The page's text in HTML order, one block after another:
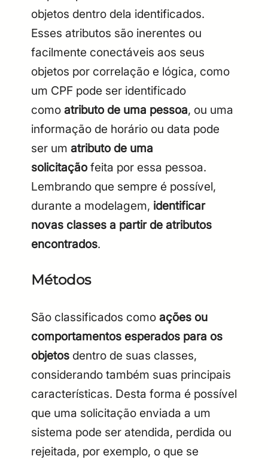
objetos dentro dela identificados.
Esses atributos são inerentes ou
facilmente conectáveis aos seus
objetos por correlação e lógica, como
um CPF pode ser identificado
como atributo de uma pessoa, ou uma
informação de horário ou data pode
ser um atributo de uma
solicitação feita por essa pessoa.
Lembrando que sempre é possível,
durante a modelagem, identificar
novas classes a partir de atributos
encontrados.
Métodos
São classificados como ações ou
comportamentos esperados para os
objetos dentro de suas classes,
considerando também suas principais
características. Desta forma é possível
que uma solicitação enviada a um
sistema pode ser atendida, perdida ou
rejeitada, por exemplo, o que se